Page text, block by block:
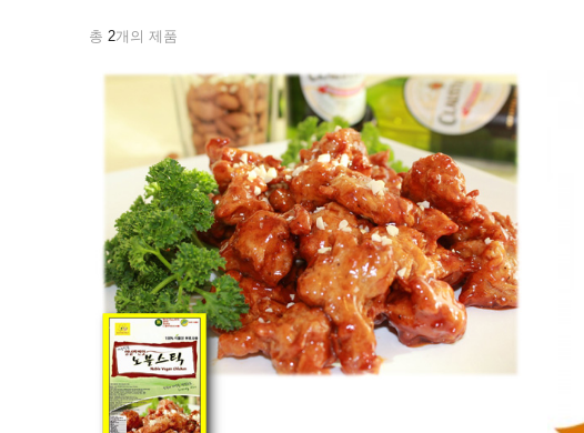
총 2개의 제품